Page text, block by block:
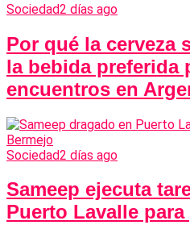
Sociedad2 días ago
Por qué la cerveza
la bebida preferida
encuentros en
Sociedad2 días ago
Sameep ejecuta
Puerto Lavalle